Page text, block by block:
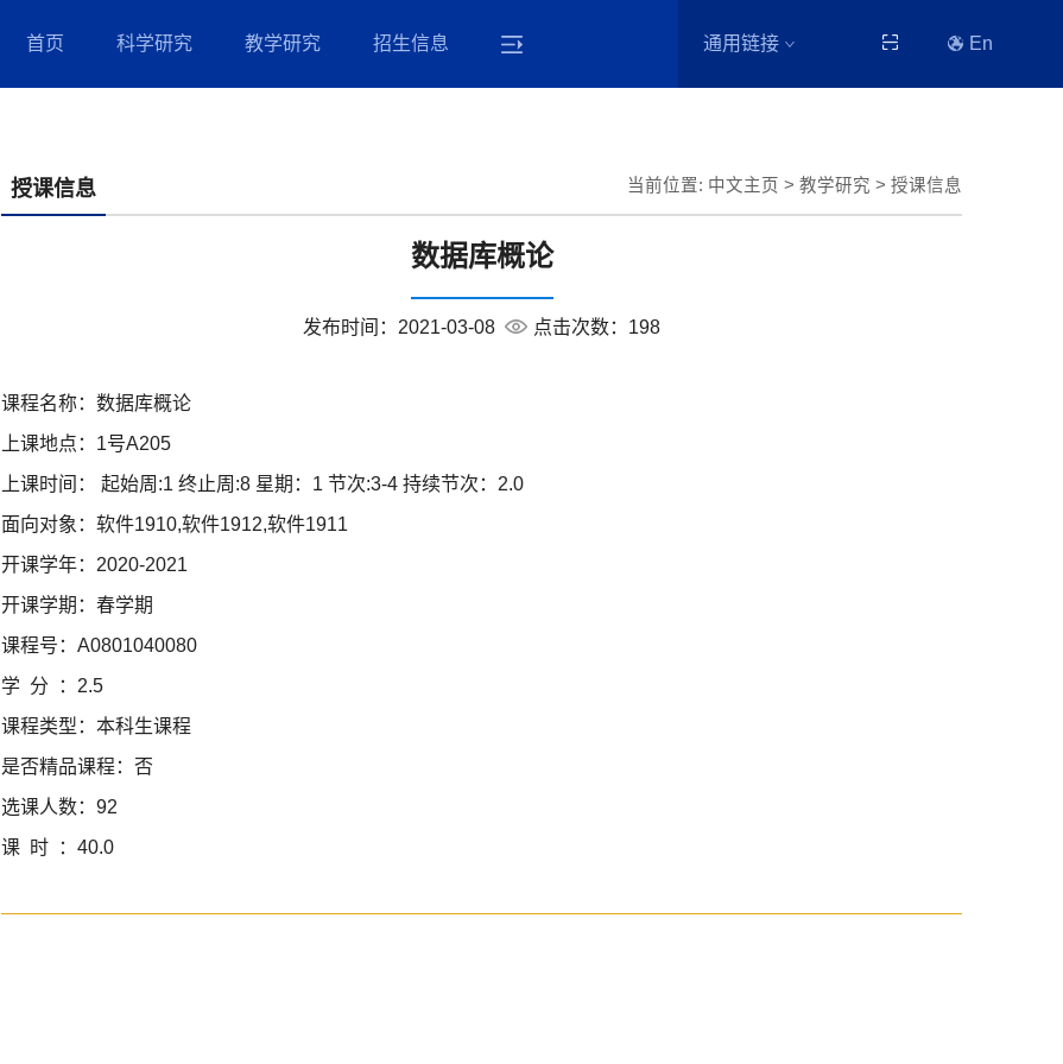
首页 科学研究 教学研究 招生信息 通用链接 En
当前位置: 中文主页 >教学研究 >授课信息
授课信息
数据库概论
发布时间：2021-03-08 点击次数： 198
课程名称： 数据库概论
上课地点： 1号A205
上课时间：
起始周:1 终止周:8 星期：1 节次:3-4 持续节次：2.0
面向对象： 软件1910,软件1912,软件1911
开课学年： 2020-2021
开课学期： 春学期
课程号： A0801040080
学分： 2.5
课程类型： 本科生课程
是否精品课程： 否
选课人数： 92
课时： 40.0